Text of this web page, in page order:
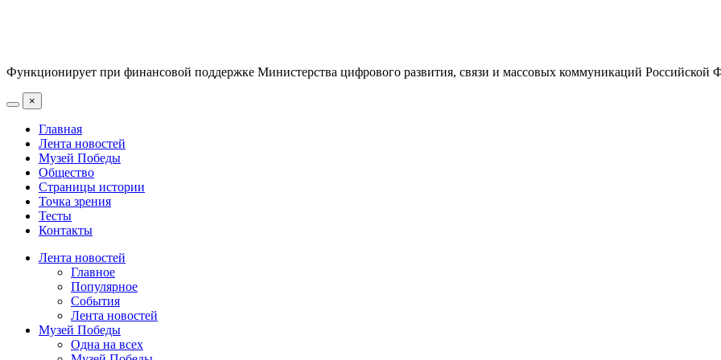
Функционирует при финансовой поддержке Министерства цифрового развития, связи и массовых коммуникаций Российской
×
Главная
Лента новостей
Музей Победы
Общество
Страницы истории
Точка зрения
Тесты
Контакты
Лента новостей
Главное
Популярное
События
Лента новостей
Музей Победы
Одна на всех